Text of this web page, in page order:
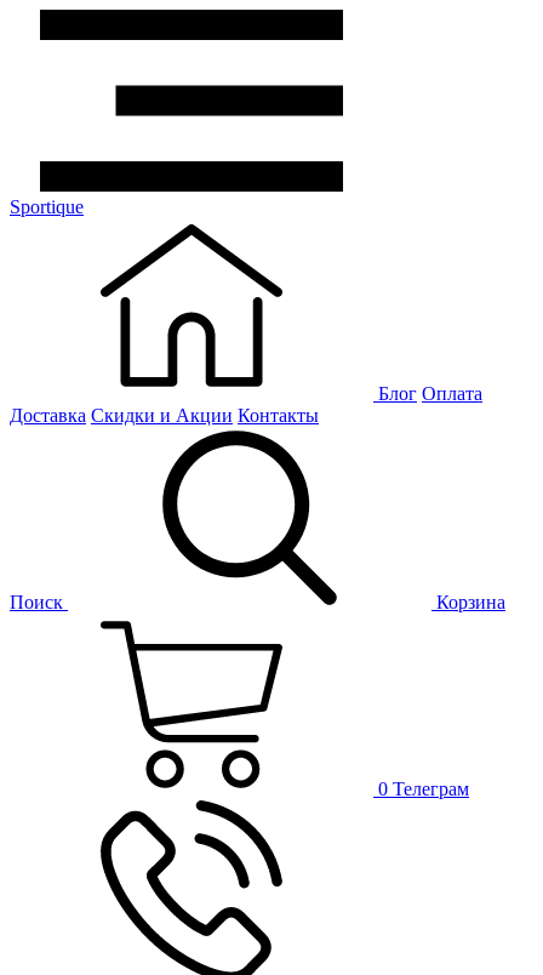
Sportique
Блог Оплата
Доставка Скидки и Акции Контакты
Поиск Корзина
0 Телеграм